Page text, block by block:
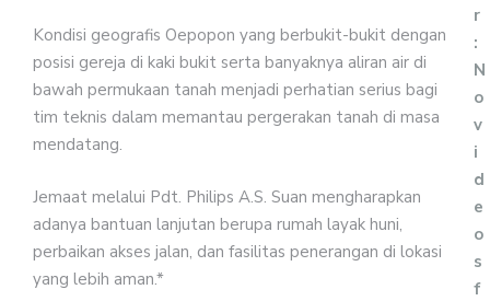
Kondisi geografis Oepopon yang berbukit-bukit dengan
posisi gereja di kaki bukit serta banyaknya aliran air di
bawah permukaan tanah menjadi perhatian serius bagi
tim teknis dalam memantau pergerakan tanah di masa
mendatang.
Jemaat melalui Pdt. Philips A.S. Suan mengharapkan
adanya bantuan lanjutan berupa rumah layak huni,
perbaikan akses jalan, dan fasilitas penerangan di lokasi
yang lebih aman.*
r
:
N
o
v
i
d
e
o
s
f